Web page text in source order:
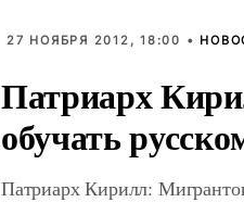
27 НОЯБРЯ 2012, 18:00 •
Патриарх
обучать
Патриарх Кирилл: